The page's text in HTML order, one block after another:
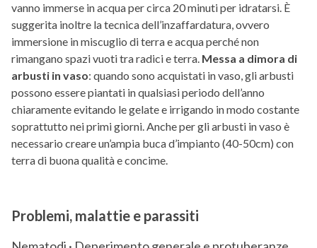
vanno immerse in acqua per circa 20 minuti per idratarsi. È
suggerita inoltre la tecnica dell’inzaffardatura, ovvero
immersione in miscuglio di terra e acqua perché non
rimangano spazi vuoti tra radici e terra. Messa a dimora di
arbusti in vaso: quando sono acquistati in vaso, gli arbusti
possono essere piantati in qualsiasi periodo dell’anno
chiaramente evitando le gelate e irrigando in modo costante
soprattutto nei primi giorni. Anche per gli arbusti in vaso è
necessario creare un’ampia buca d’impianto (40-50cm) con
terra di buona qualità e concime.
Problemi, malattie e parassiti